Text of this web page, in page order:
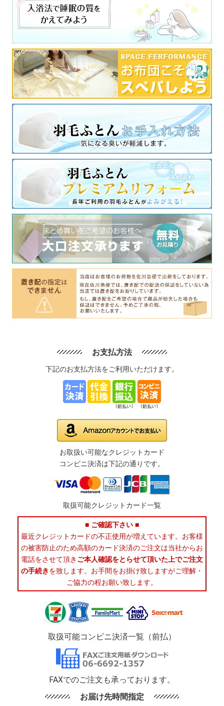
お支払方法
下記のお支払方法をご利用いただけます。
お取扱い可能なクレジットカード
コンビニ決済は下記の通りです。
取扱可能クレジットカード一覧
■ ご確認下さい ■
最近クレジットカードの不正使用が増えています。お客様
の被害防止のため高額のカード決済のご注文は当社からお
電話をさせて頂き ご本人確認をとらせて頂いた上でご注文
の手続きを致します。お手間をお掛け致しますがご理解・
ご協力の程お願い致します。
取扱可能コンビニ決済一覧（前払）
FAXでのご注文も承っております。
お届け先時間指定